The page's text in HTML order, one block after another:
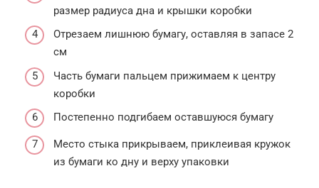
размер радиуса дна и крышки коробки
Отрезаем лишнюю бумагу, оставляя в запасе 2
см
Часть бумаги пальцем прижимаем к центру
коробки
Постепенно подгибаем оставшуюся бумагу
Место стыка прикрываем, приклеивая кружок
из бумаги ко дну и верху упаковки